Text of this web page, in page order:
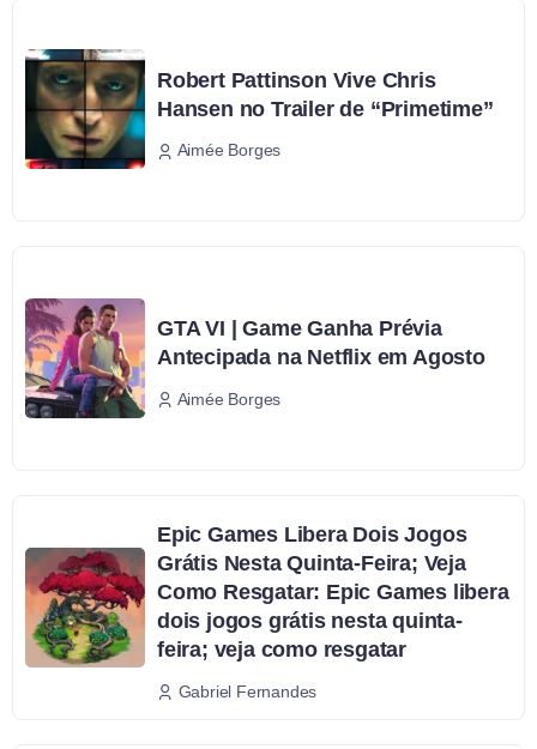
Robert Pattinson Vive Chris
Hansen no Trailer de “Primetime”
Aimée Borges
GTA VI | Game Ganha Prévia
Antecipada na Netflix em Agosto
Aimée Borges
Epic Games Libera Dois Jogos
Grátis Nesta Quinta-Feira; Veja
Como Resgatar: Epic Games libera
dois jogos grátis nesta quinta-
feira; veja como resgatar
Gabriel Fernandes